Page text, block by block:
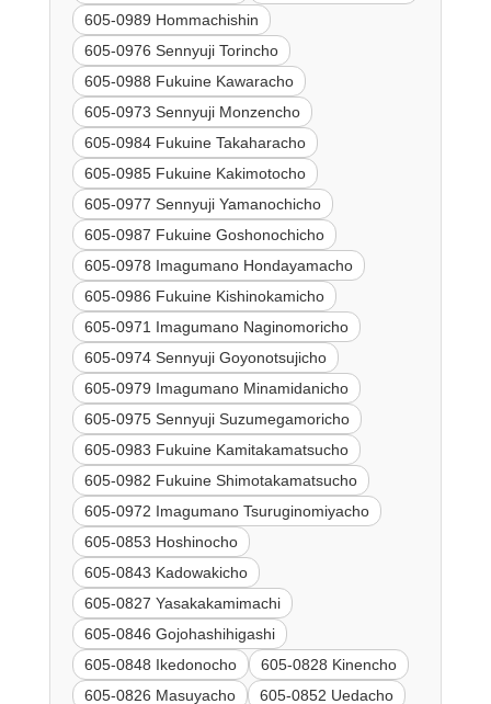
605-0989 Hommachishin
605-0976 Sennyuji Torincho
605-0988 Fukuine Kawaracho
605-0973 Sennyuji Monzencho
605-0984 Fukuine Takaharacho
605-0985 Fukuine Kakimotocho
605-0977 Sennyuji Yamanochicho
605-0987 Fukuine Goshonochicho
605-0978 Imagumano Hondayamacho
605-0986 Fukuine Kishinokamicho
605-0971 Imagumano Naginomoricho
605-0974 Sennyuji Goyonotsujicho
605-0979 Imagumano Minamidanicho
605-0975 Sennyuji Suzumegamoricho
605-0983 Fukuine Kamitakamatsucho
605-0982 Fukuine Shimotakamatsucho
605-0972 Imagumano Tsuruginomiyacho
605-0853 Hoshinocho
605-0843 Kadowakicho
605-0827 Yasakakamimachi
605-0846 Gojohashihigashi
605-0848 Ikedonocho
605-0828 Kinencho
605-0826 Masuyacho
605-0852 Uedacho